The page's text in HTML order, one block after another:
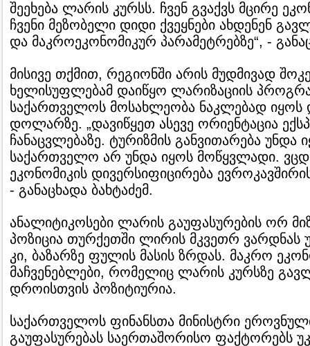
შეეხება ლარის კურსს. ჩვენ გვაქვს მცირე
ჩვენი მეზობელი დიდი ქვეყნები ახდენენ
და მაკროეკონომიკურ პარამეტრებზე“, -
მისივე თქმით, რეგიონში არის მუდმივად
ხელისუფლებამ დაიწყო ლარიზაციის
საქართველოს მოსახლეობა ნაკლებად იყოს
დოლარზე. „დავიწყეთ ასევე ორიენტაცია
ჩანაცვლებაზე. ტურიზმის განვითარება უნდა
საქართველო არ უნდა იყოს მოწყვლადი.
ეკონომიკის დივერსიფიცირება
- განაცხადა ბახტაძემ.
ანალიტიკოსები ლარის გაუფასურების ორ
პოზიცია თურქეთში ლირის მკვეთრ ვარდნას
კი, ბაზარზე ფულის მასის ზრდას. მაკრო
მაჩვენებლები, რომელიც ლარის კურსზე
დროისთვის პოზიტიურია.
საქართველოს ფინანსთა მინისტრი
გაუფასურებას საერთაშორისო ფაქტორებს